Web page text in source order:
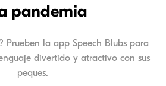
pandemia
Prueben la app Speech Blubs para
divertido y atractivo con sus
peques.